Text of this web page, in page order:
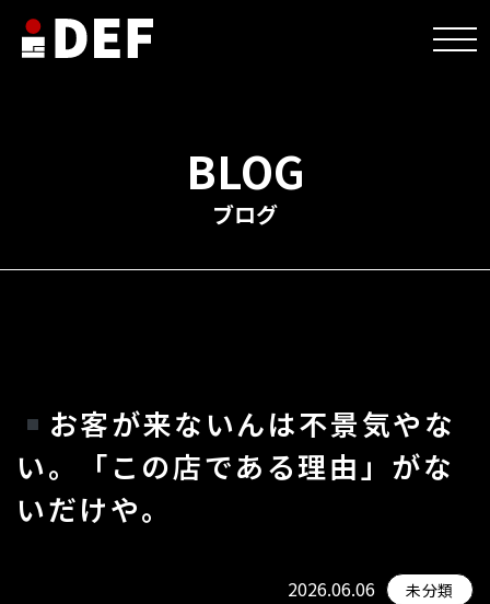
お客が来ないんは不景気やない。「この店である理由」がないだ
BLOG
ブログ
お客が来ないんは不景気やな
い。「この店である理由」がな
いだけや。
2026.06.06 未分類